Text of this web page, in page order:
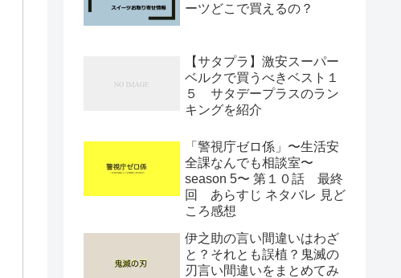
ーツどこで買えるの？
【サタプラ】激安スーパー
ベルクで買うべきベスト１
５ サタデープラスのラン
キングを紹介
「警視庁ゼロ係」〜生活安
全課なんでも相談室〜
season 5〜 第１０話 最終
回 あらすじ ネタバレ 見ど
ころ感想
伊之助の言い間違いはわざ
と？それとも誤植？鬼滅の
刃言い間違いをまとめてみ